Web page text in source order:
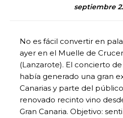
septiembre
No es fácil convertir en
ayer en el Muelle de
(Lanzarote). El concierto
había generado una gran
Canarias y parte del
renovado recinto vino
Gran Canaria. Objetivo: